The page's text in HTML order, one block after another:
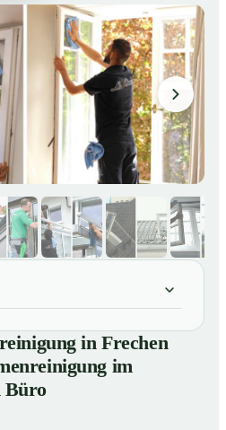
in Frechen gesucht: Inkl.
und Büro
Glasreinigung in Frechen
in Frechen
im
Büro